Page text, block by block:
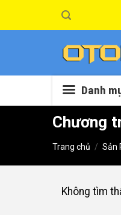
Danh
Chương
Trang chủ / Sản
Không tìm